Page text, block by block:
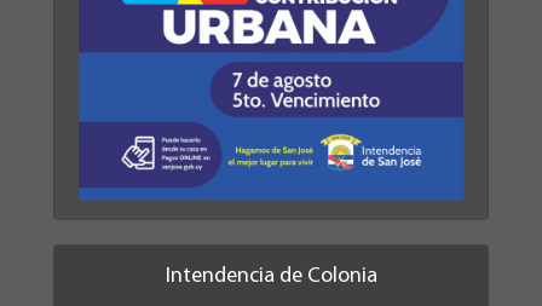
Intendencia de Colonia